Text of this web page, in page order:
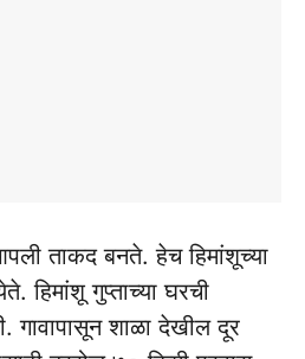
ताकद बनते. हेच हिमांशूच्या
हिमांशू गुप्ताच्या घरची
गावापासून शाळा देखील दूर